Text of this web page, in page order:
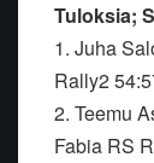
Tuloksia;
1. Juha
Rally2
2. Teemu
Fabia RS